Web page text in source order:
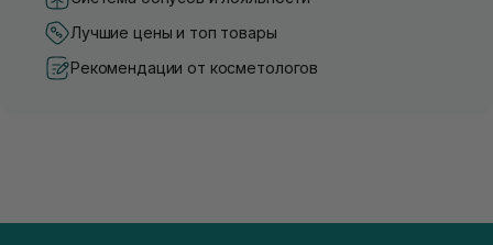
Лучшие цены и топ товары
Рекомендации от косметологов